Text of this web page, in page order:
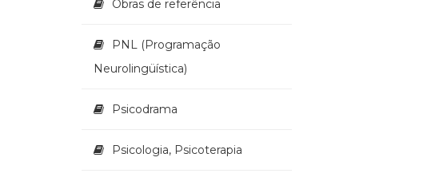
Obras de referência
PNL (Programação
Neurolingüística)
Psicodrama
Psicologia, Psicoterapia